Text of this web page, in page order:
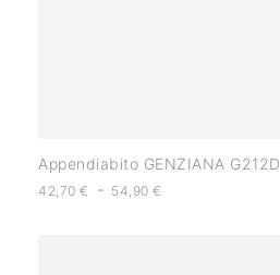
Appendiabito GENZIANA G212D
42,70 € - 54,90€